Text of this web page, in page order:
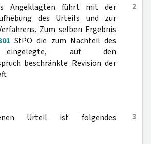
2
Angeklagten führt mit der
des Urteils und zur
Zum selben Ergebnis
StPO die zum Nachteil des
eingelegte, auf den
beschränkte Revision der
3
Urteil ist folgendes